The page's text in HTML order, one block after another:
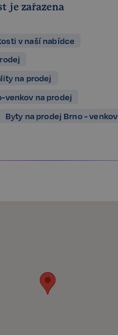
je zařazena
v naší nabídce
na prodej
venkov na prodej
Byty na prodej Brno - venkov